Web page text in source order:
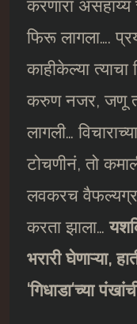
करणारा असहाय्य
फिरू लागला….
काहीकेल्या त्याचा
करुण नजर, जणू
लागली…
टोचणीनं, तो
लवकरच
करता झाला…
भरारी घेणाऱ्या,
‘गिधाडा‘च्या